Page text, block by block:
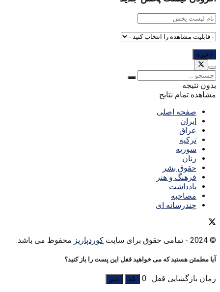
بدون نتیجه
مشاهده تمام نتایج
صفحه اصلی
ایران
عراق
ترکیه
سوریه
زنان
حقوق بشر
فرهنگ و هنر
یادداشت
مصاحبه
چندرسانه ای
© 2024 - تمامی حقوق برای سایت کوردپاریز محفوظ می باشد.
آیا مطمئن هستید که می خواهید قفل این پست را باز کنید؟
زمان بازگشایی قفل : 0 بله خیر